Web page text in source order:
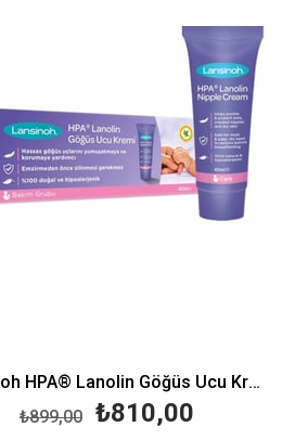
Lansinoh HPA® Lanolin Göğüs Ucu Kremi (40 ml)
₺810,00
₺899,00